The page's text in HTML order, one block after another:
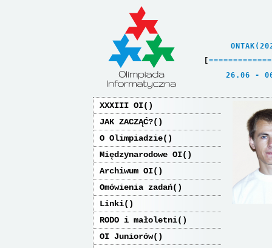
[ =============
26.06
XXXIII OI
JAK ZACZĄĆ?
O Olimpiadzie
Międzynarodowe OI
Archiwum OI
Omówienia zadań
Linki
RODO i małoletni
OI Juniorów